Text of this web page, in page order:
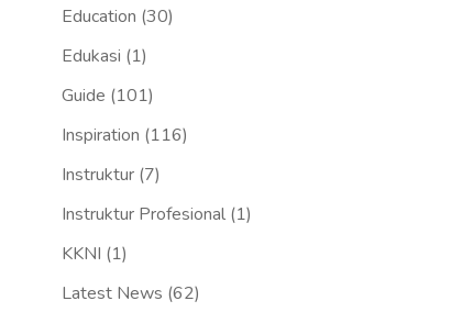
Education (30)
Edukasi (1)
Guide (101)
Inspiration (116)
Instruktur(7)
Instruktur Profesional(1)
KKNI (1)
Latest News (62)